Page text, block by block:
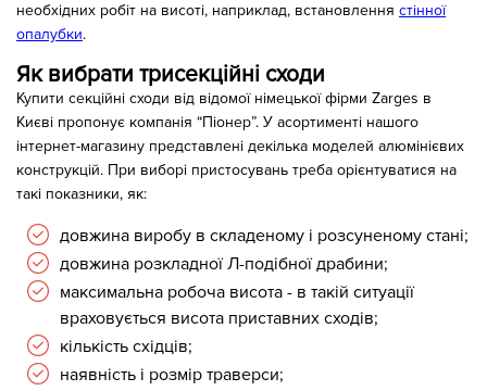
необхідних робіт на висоті, наприклад, встановлення стінної
опалубки.
Як вибрати трисекційні сходи
Купити секційні сходи від відомої німецької фірми Zarges в
Києві пропонує компанія “Піонер”. У асортименті нашого
інтернет-магазину представлені декілька моделей алюмінієвих
конструкцій. При виборі пристосувань треба орієнтуватися на
такі показники, як:
довжина виробу в складеному і розсуненому стані;
довжина розкладної Л-подібної драбини;
максимальна робоча висота - в такій ситуації
враховується висота приставних сходів;
кількість східців;
наявність і розмір траверси;